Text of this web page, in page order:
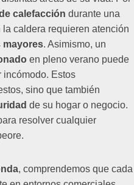
calefacción durante una
la caldera requieren atención
mayores. Asimismo, un
en pleno verano puede
incómodo. Estos
sino que también
de su hogar o negocio.
resolver cualquier
, comprendemos que cada